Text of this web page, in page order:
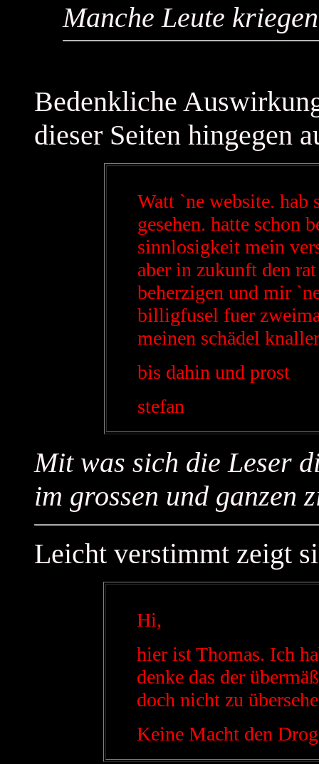
Manche Leute
Bedenkliche
dieser Seiten hingegen
Watt `ne website. hab
gesehen. hatte schon
sinnlosigkeit mein
aber in zukunft den
beherzigen und mir
billigfusel fuer
meinen schädel
bis dahin und prost
stefan
Mit was sich die Leser
im grossen und ganzen
Leicht verstimmt zeigt
Hi,
hier ist Thomas. Ich
denke das der
doch nicht zu
Keine Macht den